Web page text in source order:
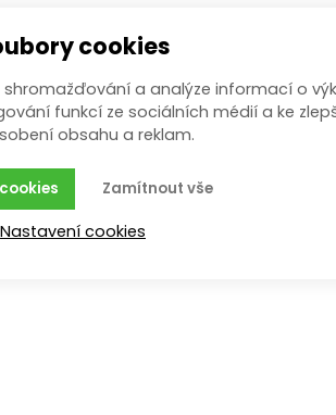
Svým zpracováním je
cookies
a analýze informací o
funkcí ze sociálních médií a ke
obsahu a reklam.
Zamítnout vše
Nastavení cookies